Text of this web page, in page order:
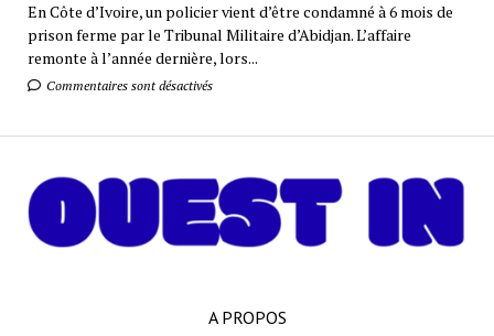
En Côte d’Ivoire, un policier vient d’être condamné à 6 mois de
prison ferme par le Tribunal Militaire d’Abidjan. L’affaire
remonte à l’année dernière, lors...
Commentaires sont désactivés
A PROPOS